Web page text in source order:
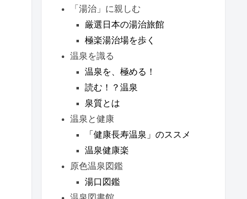
「湯治」に親しむ
厳選日本の湯治旅館
極楽湯治場を歩く
温泉を識る
温泉を、極める！
読む！？温泉
泉質とは
温泉と健康
「健康長寿温泉」のススメ
温泉健康楽
原色温泉図鑑
湯口図鑑